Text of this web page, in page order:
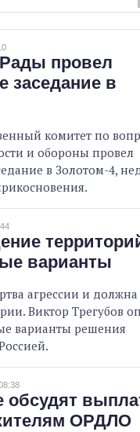
ОБЕЩАНИЯ
В ПРОЦЕССЕ
ОБЕЩАНИЯ
провел
заседание в
комитет по
и обороны провел
в Золотом-4,
варианты
агрессии и должна
Виктор Трегубов
варианты решения
обсудят
ОРДЛО